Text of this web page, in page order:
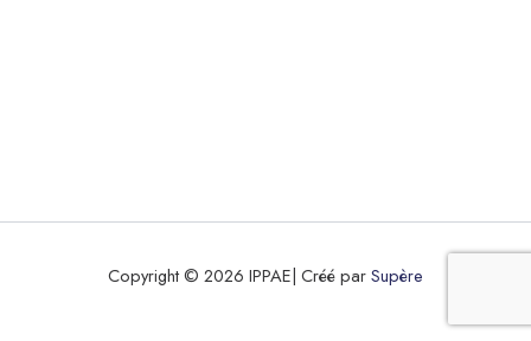
Copyright © 2026 IPPAE| Créé parSupère